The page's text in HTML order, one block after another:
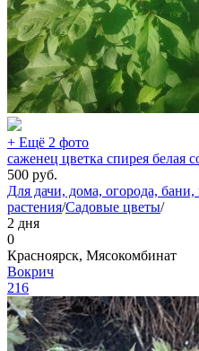
+ Ещё 2 фото
саженец цветка спирея белая
500 руб.
Для дачи, дома, огорода, бани,
растения/Садовые цветы/
2 дня
0
Красноярск, Мясокомбинат
Вокрич
216